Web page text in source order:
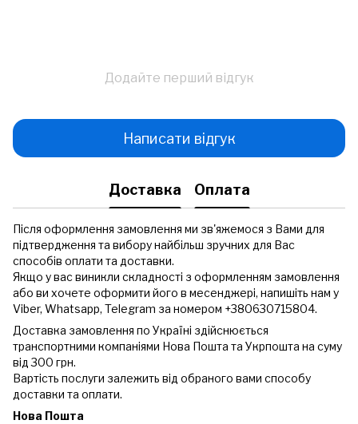
Додайте перший відгук
Написати відгук
Доставка Оплата
Після оформлення замовлення ми зв'яжемося з Вами для
підтвердження та вибору найбільш зручних для Вас
способів оплати та доставки.
Якщо у вас виникли складності з оформленням замовлення
або ви хочете оформити його в месенджері, напишіть нам у
Viber, Whatsapp, Telegram за номером +380630715804.
Доставка замовлення по Україні здійснюється
транспортними компаніями Нова Пошта та Укрпошта на суму
від 300 грн.
Вартість послуги залежить від обраного вами способу
доставки та оплати.
Нова Пошта